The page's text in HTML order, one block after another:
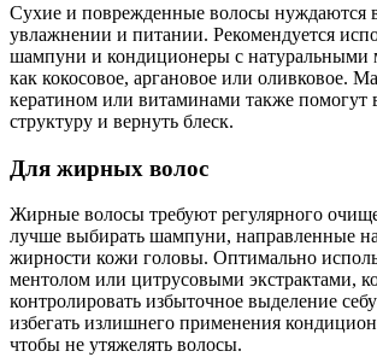
Сухие и поврежденные волосы нуждаются
увлажнении и питании. Рекомендуется
шампуни и кондиционеры с натуральными
как кокосовое, аргановое или оливковое.
кератином или витаминами также помогут
структуру и вернуть блеск.
Для жирных волос
Жирные волосы требуют регулярного
лучше выбирать шампуни, направленные
жирности кожи головы. Оптимально
ментолом или цитрусовыми экстрактами,
контролировать избыточное выделение
избегать излишнего применения
чтобы не утяжелять волосы.